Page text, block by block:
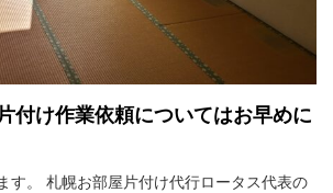
付け作業依頼についてはお早めに
す。 札幌お部屋片付け代行ロータス代表の